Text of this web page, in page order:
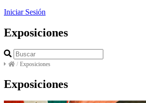
Iniciar Sesión
Exposiciones
/ Exposiciones
Exposiciones